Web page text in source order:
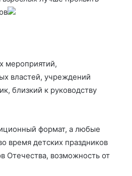
мероприятий,
властей, учреждений
близкий к руководству
формат, а любые
время детских праздников
Отечества, возможность от
Украину